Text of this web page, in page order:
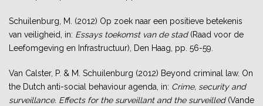
Schuilenburg, M. (2012) Op zoek naar een positieve betekenis
van veiligheid, in: Essays toekomst van de stad(Raad voor de
Leefomgeving en Infrastructuur), Den Haag, pp. 56-59.
Van Calster, P. & M. Schuilenburg (2012) Beyond criminal law. On
the Dutch anti-social behaviour agenda, in: Crime, security and
surveillance. Effects for the surveillant and the surveilled(Vande